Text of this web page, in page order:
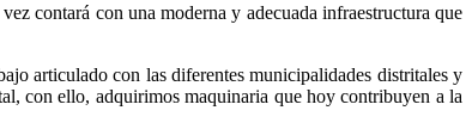
contará con una moderna y adecuada infraestructura que
articulado con las diferentes municipalidades distritales y
con ello, adquirimos maquinaria que hoy contribuyen a la